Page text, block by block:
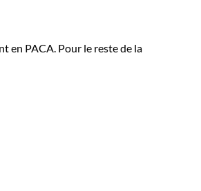
en PACA. Pour le reste de la